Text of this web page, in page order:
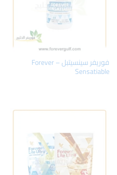
فوريفر سينسيتبل – Forever
Sensatiable